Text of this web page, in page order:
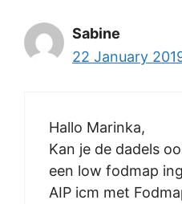
Sabine
22 January
Hallo Marinka,
Kan je de dadels
een low fodmap
AIP icm met